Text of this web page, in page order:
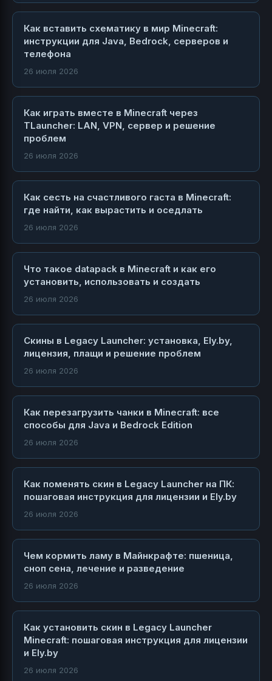
Как вставить схематику в мир Minecraft:
инструкции для Java, Bedrock, серверов и
телефона
26 июля 2026
Как играть вместе в Minecraft через
TLauncher: LAN, VPN, сервер и решение
проблем
26 июля 2026
Как сесть на счастливого гаста в Minecraft:
где найти, как вырастить и оседлать
26 июля 2026
Что такое datapack в Minecraft и как его
установить, использовать и создать
26 июля 2026
Скины в Legacy Launcher: установка, Ely.by,
лицензия, плащи и решение проблем
26 июля 2026
Как перезагрузить чанки в Minecraft: все
способы для Java и Bedrock Edition
26 июля 2026
Как поменять скин в Legacy Launcher на ПК:
пошаговая инструкция для лицензии и Ely.by
26 июля 2026
Чем кормить ламу в Майнкрафте: пшеница,
сноп сена, лечение и разведение
26 июля 2026
Как установить скин в Legacy Launcher
Minecraft: пошаговая инструкция для лицензии
и Ely.by
26 июля 2026